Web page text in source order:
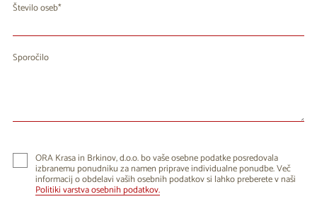
Število oseb
Sporočilo
ORA Krasa in Brkinov, d.o.o. bo vaše osebne podatke posredovala
izbranemu ponudniku za namen priprave individualne ponudbe. Več
informacij o obdelavi vaših osebnih podatkov si lahko preberete v naši
Politiki varstva osebnih podatkov.